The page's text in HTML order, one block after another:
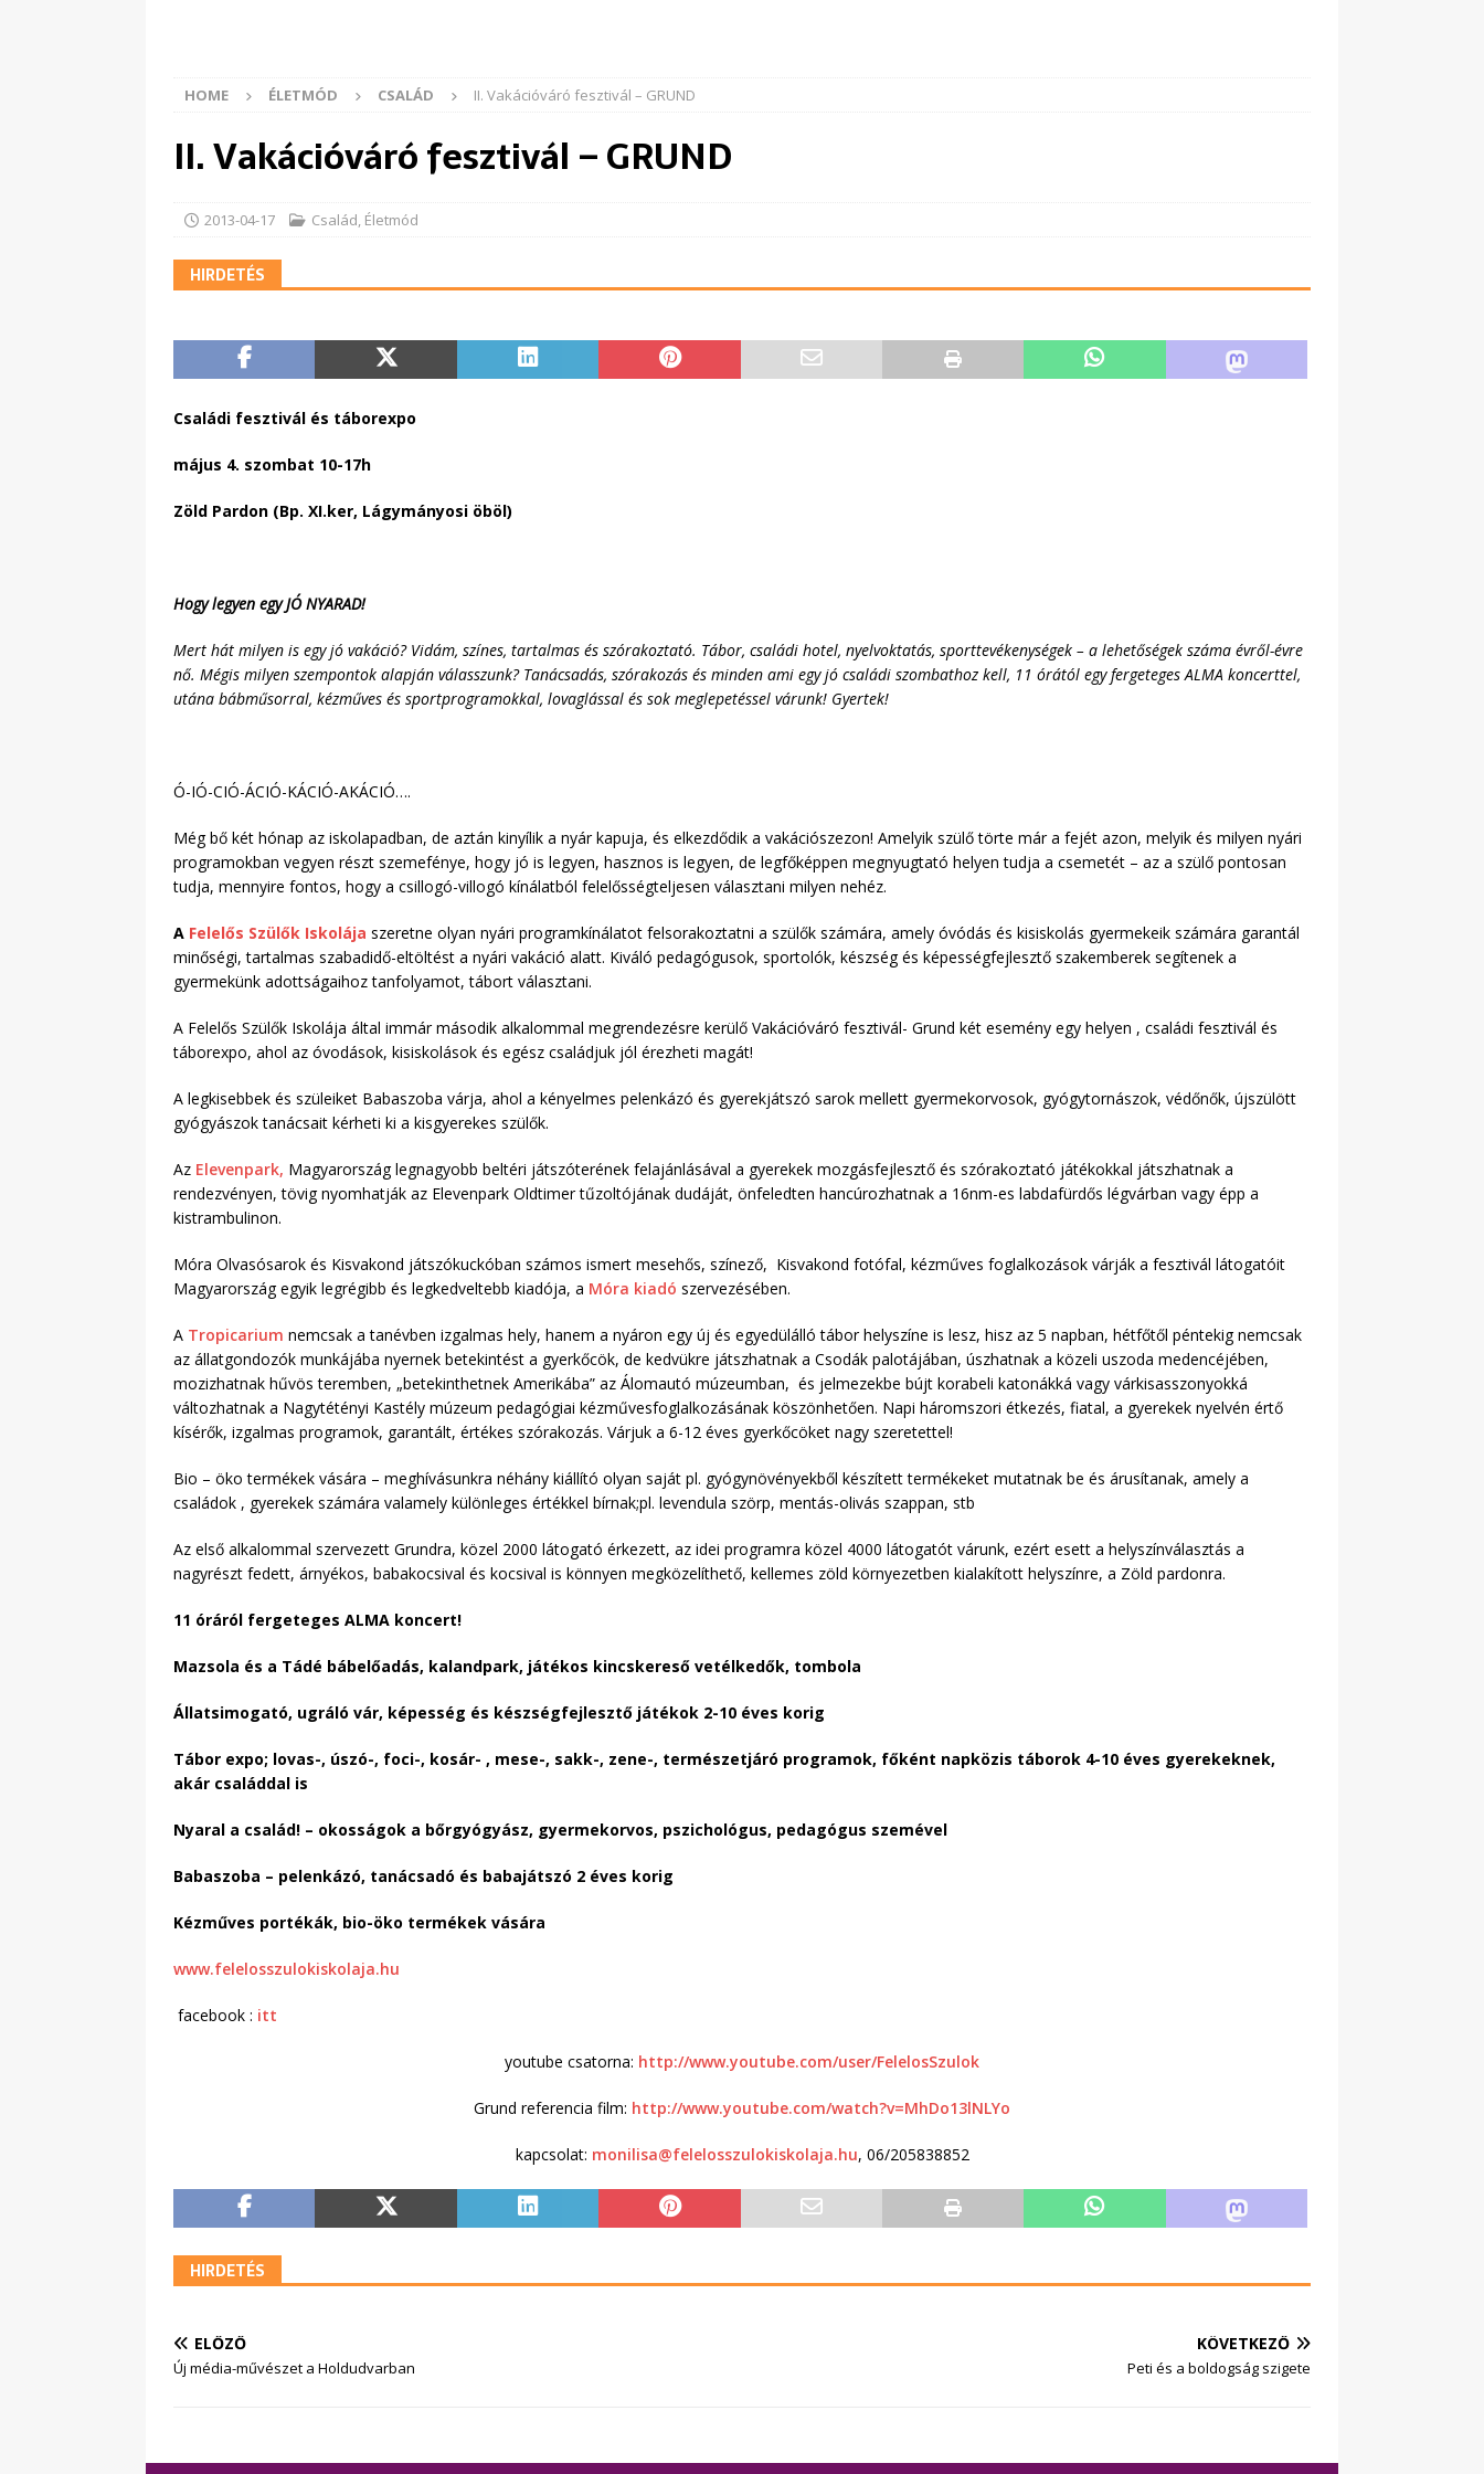
HOME ÉLETMÓD CSALÁD II. Vakációváró fesztivál – GRUND
II. Vakációváró fesztivál – GRUND
2013-04-17 Család, Életmód
HIRDETÉS
Családi fesztivál és táborexpo
május 4. szombat 10-17h
Zöld Pardon (Bp. XI.ker, Lágymányosi öböl)
Hogy legyen egy JÓ NYARAD!
Mert hát milyen is egy jó vakáció? Vidám, színes, tartalmas és szórakoztató. Tábor, családi hotel, nyelvoktatás, sporttevékenységek – a lehetőségek száma évről-évre
nő. Mégis milyen szempontok alapján válasszunk? Tanácsadás, szórakozás és minden ami egy jó családi szombathoz kell, 11 órától egy fergeteges ALMA koncerttel,
utána bábműsorral, kézműves és sportprogramokkal, lovaglással és sok meglepetéssel várunk! Gyertek!
Ó-IÓ-CIÓ-ÁCIÓ-KÁCIÓ-AKÁCIÓ….
Még bő két hónap az iskolapadban, de aztán kinyílik a nyár kapuja, és elkezdődik a vakációszezon! Amelyik szülő törte már a fejét azon, melyik és milyen nyári
programokban vegyen részt szemefénye, hogy jó is legyen, hasznos is legyen, de legfőképpen megnyugtató helyen tudja a csemetét – az a szülő pontosan
tudja, mennyire fontos, hogy a csillogó-villogó kínálatból felelősségteljesen választani milyen nehéz.
A Felelős Szülők Iskolája szeretne olyan nyári programkínálatot felsorakoztatni a szülők számára, amely óvódás és kisiskolás gyermekeik számára garantál
minőségi, tartalmas szabadidő-eltöltést a nyári vakáció alatt. Kiváló pedagógusok, sportolók, készség és képességfejlesztő szakemberek segítenek a
gyermekünk adottságaihoz tanfolyamot, tábort választani.
A Felelős Szülők Iskolája által immár második alkalommal megrendezésre kerülő Vakációváró fesztivál- Grund két esemény egy helyen , családi fesztivál és
táborexpo, ahol az óvodások, kisiskolások és egész családjuk jól érezheti magát!
A legkisebbek és szüleiket Babaszoba várja, ahol a kényelmes pelenkázó és gyerekjátszó sarok mellett gyermekorvosok, gyógytornászok, védőnők, újszülött
gyógyászok tanácsait kérheti ki a kisgyerekes szülők.
Az Elevenpark, Magyarország legnagyobb beltéri játszóterének felajánlásával a gyerekek mozgásfejlesztő és szórakoztató játékokkal játszhatnak a
rendezvényen, tövig nyomhatják az Elevenpark Oldtimer tűzoltójának dudáját, önfeledten hancúrozhatnak a 16nm-es labdafürdős légvárban vagy épp a
kistrambulinon.
Móra Olvasósarok és Kisvakond játszókuckóban számos ismert mesehős, színező, Kisvakond fotófal, kézműves foglalkozások várják a fesztivál látogatóit
Magyarország egyik legrégibb és legkedveltebb kiadója, a Móra kiadó szervezésében.
A Tropicarium nemcsak a tanévben izgalmas hely, hanem a nyáron egy új és egyedülálló tábor helyszíne is lesz, hisz az 5 napban, hétfőtől péntekig nemcsak
az állatgondozók munkájába nyernek betekintést a gyerkőcök, de kedvükre játszhatnak a Csodák palotájában, úszhatnak a közeli uszoda medencéjében,
mozizhatnak hűvös teremben, „betekinthetnek Amerikába” az Álomautó múzeumban, és jelmezekbe bújt korabeli katonákká vagy várkisasszonyokká
változhatnak a Nagytétényi Kastély múzeum pedagógiai kézművesfoglalkozásának köszönhetően. Napi háromszori étkezés, fiatal, a gyerekek nyelvén értő
kísérők, izgalmas programok, garantált, értékes szórakozás. Várjuk a 6-12 éves gyerkőcöket nagy szeretettel!
Bio – öko termékek vására – meghívásunkra néhány kiállító olyan saját pl. gyógynövényekből készített termékeket mutatnak be és árusítanak, amely a
családok , gyerekek számára valamely különleges értékkel bírnak;pl. levendula szörp, mentás-olivás szappan, stb
Az első alkalommal szervezett Grundra, közel 2000 látogató érkezett, az idei programra közel 4000 látogatót várunk, ezért esett a helyszínválasztás a
nagyrészt fedett, árnyékos, babakocsival és kocsival is könnyen megközelíthető, kellemes zöld környezetben kialakított helyszínre, a Zöld pardonra.
11 óráról fergeteges ALMA koncert!
Mazsola és a Tádé bábelőadás, kalandpark, játékos kincskereső vetélkedők, tombola
Állatsimogató, ugráló vár, képesség és készségfejlesztő játékok 2-10 éves korig
Tábor expo; lovas-, úszó-, foci-, kosár- , mese-, sakk-, zene-, természetjáró programok, főként napközis táborok 4-10 éves gyerekeknek,
akár családdal is
Nyaral a család! – okosságok a bőrgyógyász, gyermekorvos, pszichológus, pedagógus szemével
Babaszoba – pelenkázó, tanácsadó és babajátszó 2 éves korig
Kézműves portékák, bio-öko termékek vására
www.felelosszulokiskolaja.hu
facebook : itt
youtube csatorna: http://www.youtube.com/user/FelelosSzulok
Grund referencia film: http://www.youtube.com/watch?v=MhDo13lNLYo
kapcsolat: monilisa@felelosszulokiskolaja.hu, 06/205838852
HIRDETÉS
ELŐZŐ
Új média-művészet a Holdudvarban
KÖVETKEZŐ
Peti és a boldogság szigete